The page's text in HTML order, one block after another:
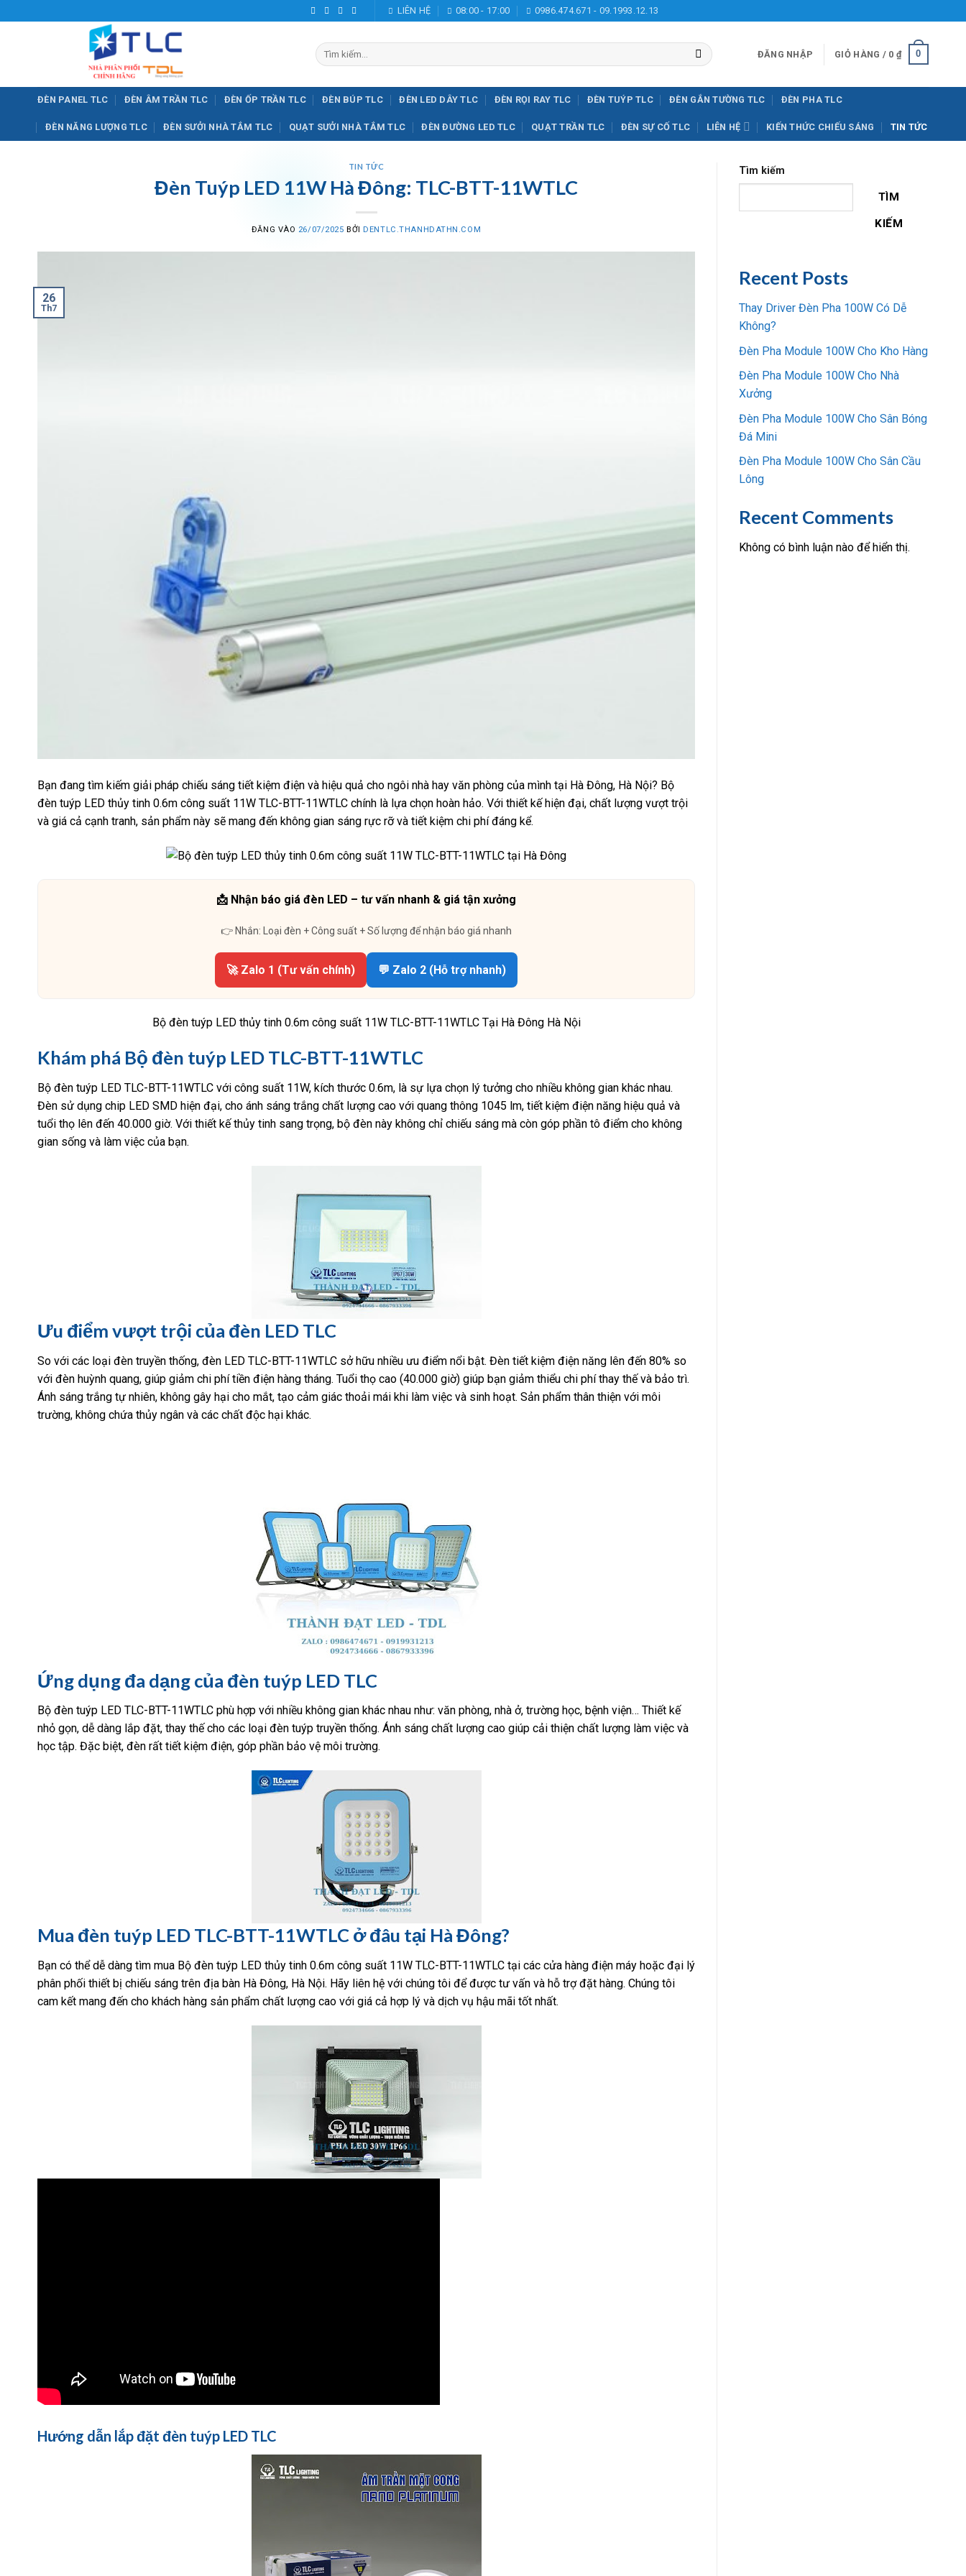
qua
LIÊN HỆ 08:00 - 17:00 0986.474.671 - 09.1993.12.13
Tìm
kiếm:
ĐĂNG NHẬP GIỎ HÀNG / 0 ₫ 0
ĐÈN PANEL TLC ĐÈN ÂM TRẦN TLC ĐÈN ỐP TRẦN TLC ĐÈN BÚP TLC ĐÈN LED DÂY TLC ĐÈN RỌI RAY TLC ĐÈN TUÝP TLC ĐÈN GẮN TƯỜNG TLC ĐÈN PHA TLC
ĐÈN NĂNG LƯỢNG TLC ĐÈN SƯỞI NHÀ TẮM TLC QUẠT SƯỞI NHÀ TẮM TLC ĐÈN ĐƯỜNG LED TLC QUẠT TRẦN TLC ĐÈN SỰ CỐ TLC LIÊN HỆ KIẾN THỨC CHIẾU SÁNG TIN TỨC
TIN TỨC
Đèn Tuýp LED 11W Hà Đông: TLC-BTT-11WTLC
ĐĂNG VÀO 26/07/2025 BỞI DENTLC.THANHDATHN.COM
26
Th7
Bạn đang tìm kiếm giải pháp chiếu sáng tiết kiệm điện và hiệu quả cho ngôi nhà hay văn phòng của mình tại Hà Đông, Hà Nội? Bộ
đèn tuýp LED thủy tinh 0.6m công suất 11W TLC-BTT-11WTLC chính là lựa chọn hoàn hảo. Với thiết kế hiện đại, chất lượng vượt trội
và giá cả cạnh tranh, sản phẩm này sẽ mang đến không gian sáng rực rỡ và tiết kiệm chi phí đáng kể.
📩 Nhận báo giá đèn LED – tư vấn nhanh & giá tận xưởng
👉 Nhắn: Loại đèn + Công suất + Số lượng để nhận báo giá nhanh
🚀 Zalo 1 (Tư vấn chính) 💬 Zalo 2 (Hỗ trợ nhanh)
Bộ đèn tuýp LED thủy tinh 0.6m công suất 11W TLC-BTT-11WTLC Tại Hà Đông Hà Nội
Khám phá Bộ đèn tuýp LED TLC-BTT-11WTLC
Bộ đèn tuýp LED TLC-BTT-11WTLC với công suất 11W, kích thước 0.6m, là sự lựa chọn lý tưởng cho nhiều không gian khác nhau.
Đèn sử dụng chip LED SMD hiện đại, cho ánh sáng trắng chất lượng cao với quang thông 1045 lm, tiết kiệm điện năng hiệu quả và
tuổi thọ lên đến 40.000 giờ. Với thiết kế thủy tinh sang trọng, bộ đèn này không chỉ chiếu sáng mà còn góp phần tô điểm cho không
gian sống và làm việc của bạn.
Ưu điểm vượt trội của đèn LED TLC
So với các loại đèn truyền thống, đèn LED TLC-BTT-11WTLC sở hữu nhiều ưu điểm nổi bật. Đèn tiết kiệm điện năng lên đến 80% so
với đèn huỳnh quang, giúp giảm chi phí tiền điện hàng tháng. Tuổi thọ cao (40.000 giờ) giúp bạn giảm thiểu chi phí thay thế và bảo trì.
Ánh sáng trắng tự nhiên, không gây hại cho mắt, tạo cảm giác thoải mái khi làm việc và sinh hoạt. Sản phẩm thân thiện với môi
trường, không chứa thủy ngân và các chất độc hại khác.
Ứng dụng đa dạng của đèn tuýp LED TLC
Bộ đèn tuýp LED TLC-BTT-11WTLC phù hợp với nhiều không gian khác nhau như: văn phòng, nhà ở, trường học, bệnh viện… Thiết kế
nhỏ gọn, dễ dàng lắp đặt, thay thế cho các loại đèn tuýp truyền thống. Ánh sáng chất lượng cao giúp cải thiện chất lượng làm việc và
học tập. Đặc biệt, đèn rất tiết kiệm điện, góp phần bảo vệ môi trường.
Mua đèn tuýp LED TLC-BTT-11WTLC ở đâu tại Hà Đông?
Bạn có thể dễ dàng tìm mua Bộ đèn tuýp LED thủy tinh 0.6m công suất 11W TLC-BTT-11WTLC tại các cửa hàng điện máy hoặc đại lý
phân phối thiết bị chiếu sáng trên địa bàn Hà Đông, Hà Nội. Hãy liên hệ với chúng tôi để được tư vấn và hỗ trợ đặt hàng. Chúng tôi
cam kết mang đến cho khách hàng sản phẩm chất lượng cao với giá cả hợp lý và dịch vụ hậu mãi tốt nhất.
Hướng dẫn lắp đặt đèn tuýp LED TLC
Tìm kiếm
TÌM
KIẾM
Recent Posts
Thay Driver Đèn Pha 100W Có Dễ
Không?
Đèn Pha Module 100W Cho Kho Hàng
Đèn Pha Module 100W Cho Nhà
Xưởng
Đèn Pha Module 100W Cho Sân Bóng
Đá Mini
Đèn Pha Module 100W Cho Sân Cầu
Lông
Recent Comments
Không có bình luận nào để hiển thị.